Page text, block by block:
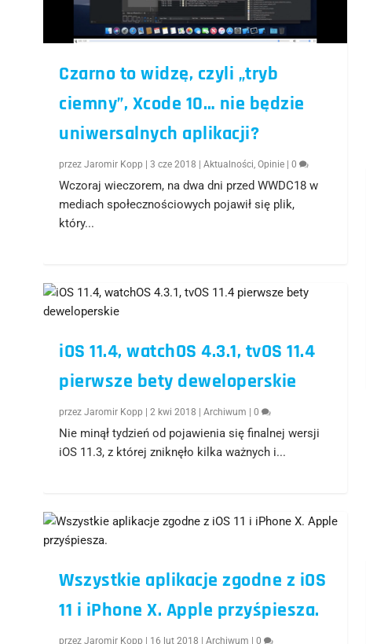
Czarno to widzę, czyli „tryb
ciemny”, Xcode 10… nie będzie
uniwersalnych aplikacji?
przezJaromir Kopp |3 cze 2018 |Aktualności,Opinie |0
Wczoraj wieczorem, na dwa dni przed WWDC18 w
mediach społecznościowych pojawił się plik,
który...
iOS 11.4, watchOS 4.3.1, tvOS 11.4
pierwsze bety deweloperskie
przezJaromir Kopp |2 kwi 2018 |Archiwum |0
Nie minął tydzień od pojawienia się finalnej wersji
iOS 11.3, z której zniknęło kilka ważnych i...
Wszystkie aplikacje zgodne z iOS
11 i iPhone X. Apple przyśpiesza.
przezJaromir Kopp 16 lut 2018 |Archiwum |0